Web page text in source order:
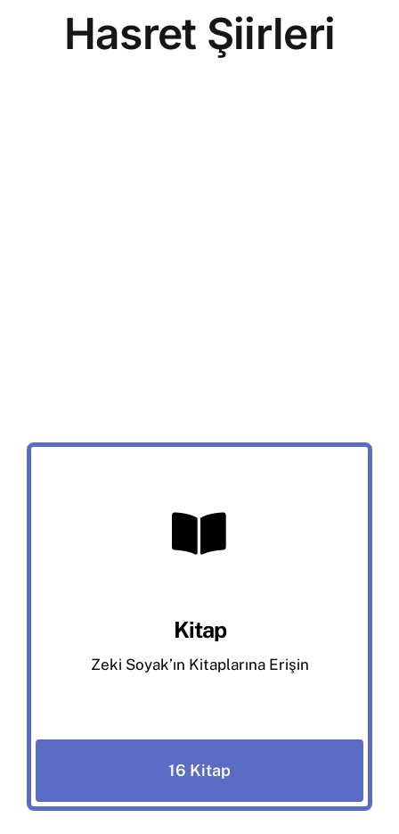
Hasret Şiirleri
Kitap
Zeki Soyak’ın Kitaplarına Erişin
16 Kitap